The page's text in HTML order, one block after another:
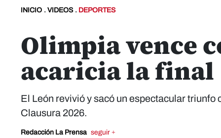
INICIO . VIDEOS . DEPORTES
Olimpia vence
acaricia la final
El León revivió y sacó un espectacular triunfo
Clausura 2026.
Redacción La Prensa seguir +